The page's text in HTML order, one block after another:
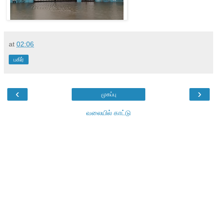
at 02:06
பகிர்
‹ ›
முகப்பு
வலையில் காட்டு